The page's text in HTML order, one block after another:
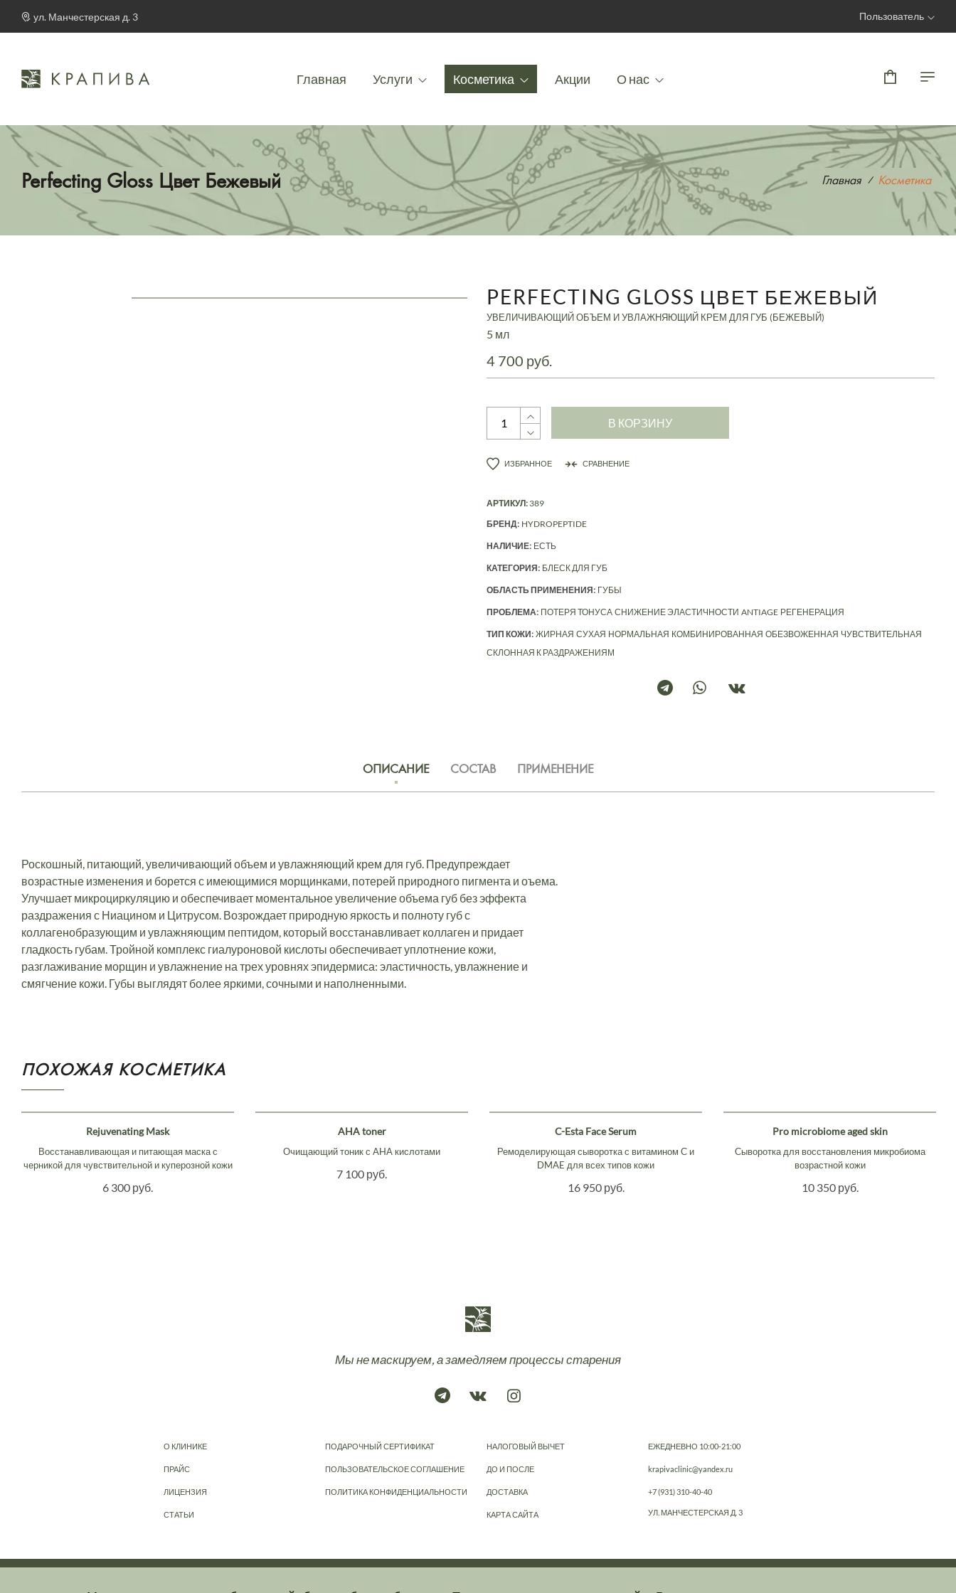
ул. Манчестерская д. 3 Пользователь
Главная Услуги Косметика Акции О нас
Perfecting Gloss Цвет Бежевый Главная Косметика
PERFECTING GLOSS ЦВЕТ БЕЖЕВЫЙ
УВЕЛИЧИВАЮЩИЙ ОБЪЕМ И УВЛАЖНЯЮЩИЙ КРЕМ ДЛЯ ГУБ (БЕЖЕВЫЙ)
5 мл
4 700 руб.
В КОРЗИНУ
ИЗБРАННОЕ СРАВНЕНИЕ
АРТИКУЛ: 389
БРЕНД: HYDROPEPTIDE
НАЛИЧИЕ: ЕСТЬ
КАТЕГОРИЯ: БЛЕСК ДЛЯ ГУБ
ОБЛАСТЬ ПРИМЕНЕНИЯ: ГУБЫ
ПРОБЛЕМА: ПОТЕРЯ ТОНУСА СНИЖЕНИЕ ЭЛАСТИЧНОСТИ ANTIAGE РЕГЕНЕРАЦИЯ
ТИП КОЖИ: ЖИРНАЯ СУХАЯ НОРМАЛЬНАЯ КОМБИНИРОВАННАЯ ОБЕЗВОЖЕННАЯ ЧУВСТВИТЕЛЬНАЯ
СКЛОННАЯ К РАЗДРАЖЕНИЯМ
ОПИСАНИЕ СОСТАВ ПРИМЕНЕНИЕ
Роскошный, питающий, увеличивающий объем и увлажняющий крем для губ. Предупреждает
возрастные изменения и борется с имеющимися морщинками, потерей природного пигмента и оъема.
Улучшает микроциркуляцию и обеспечивает моментальное увеличение объема губ без эффекта
раздражения с Ниацином и Цитрусом. Возрождает природную яркость и полноту губ с
коллагенобразующим и увлажняющим пептидом, который восстанавливает коллаген и придает
гладкость губам. Тройной комплекс гиалуроновой кислоты обеспечивает уплотнение кожи,
разглаживание морщин и увлажнение на трех уровнях эпидермиса: эластичность, увлажнение и
смягчение кожи. Губы выглядят более яркими, сочными и наполненными.
ПОХОЖАЯ КОСМЕТИКА
Rejuvenating Mask
Восстанавливающая и питающая маска с
черникой для чувствительной и куперозной кожи
6 300 руб.
AHA toner
Очищающий тоник с AHA кислотами
7 100 руб.
C-Esta Face Serum
Ремоделирующая сыворотка с витамином С и
DMAE для всех типов кожи
16 950 руб.
Pro microbiome aged skin
Сыворотка для восстановления микробиома
возрастной кожи
10 350 руб.
Мы не маскируем, а замедляем процессы старения
О КЛИНИКЕ
ПРАЙС
ЛИЦЕНЗИЯ
СТАТЬИ
ПОДАРОЧНЫЙ СЕРТИФИКАТ
ПОЛЬЗОВАТЕЛЬСКОЕ СОГЛАШЕНИЕ
ПОЛИТИКА КОНФИДЕНЦИАЛЬНОСТИ
НАЛОГОВЫЙ ВЫЧЕТ
ДО И ПОСЛЕ
ДОСТАВКА
КАРТА САЙТА
ЕЖЕДНЕВНО 10:00-21:00
krapivaclinic@yandex.ru
+7 (931) 310-40-40
УЛ. МАНЧЕСТЕРСКАЯ Д. 3